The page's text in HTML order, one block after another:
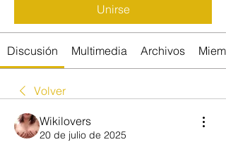
Unirse
Discusión Multimedia Archivos
Volver
Wikilovers
20 de julio de 2025